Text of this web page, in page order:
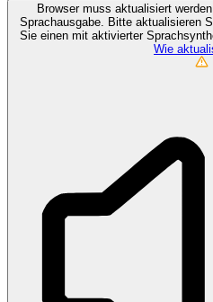
Browser muss aktualisiert werden
Sprachausgabe. Bitte aktualisieren
Sie einen mit aktivierter
Wie